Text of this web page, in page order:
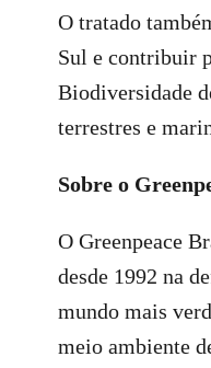
O tratado
Sul e contribuir
Biodiversidade
terrestres e
Sobre o
O Greenpeace
desde 1992 na
mundo mais
meio ambiente